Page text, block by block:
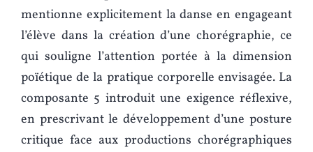
mentionne explicitement la danse en engageant
l’élève dans la création d’une chorégraphie, ce
qui souligne l’attention portée à la dimension
poïétique de la pratique corporelle envisagée. La
composante 5 introduit une exigence réflexive,
en prescrivant le développement d’une posture
critique face aux productions chorégraphiques